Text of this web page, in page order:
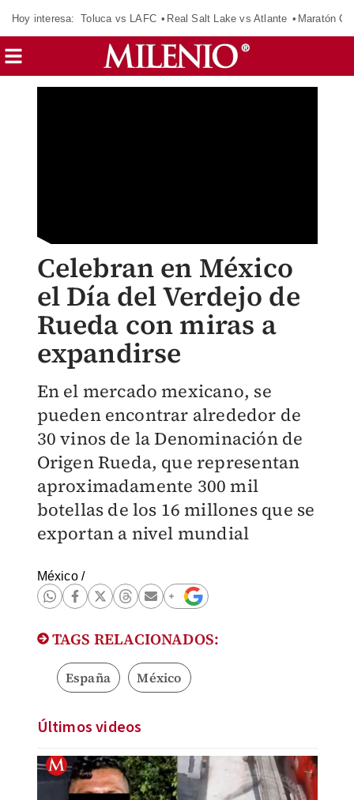
Hoy interesa: Toluca vs LAFC Real Salt Lake vs Atlante Maratón
Celebran en México
el Día del Verdejo de
Rueda con miras a
expandirse
En el mercado mexicano, se
pueden encontrar alrededor de
30 vinos de la Denominación de
Origen Rueda, que representan
aproximadamente 300 mil
botellas de los 16 millones que se
exportan a nivel mundial
México/
TAGS RELACIONADOS:
España México
Últimos videos